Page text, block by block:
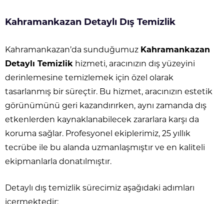
Kahramankazan Detaylı Dış Temizlik
Kahramankazan’da sunduğumuz Kahramankazan
Detaylı Temizlik hizmeti, aracınızın dış yüzeyini
derinlemesine temizlemek için özel olarak
tasarlanmış bir süreçtir. Bu hizmet, aracınızın estetik
görünümünü geri kazandırırken, aynı zamanda dış
etkenlerden kaynaklanabilecek zararlara karşı da
koruma sağlar. Profesyonel ekiplerimiz, 25 yıllık
tecrübe ile bu alanda uzmanlaşmıştır ve en kaliteli
ekipmanlarla donatılmıştır.
Detaylı dış temizlik sürecimiz aşağıdaki adımları
içermektedir: